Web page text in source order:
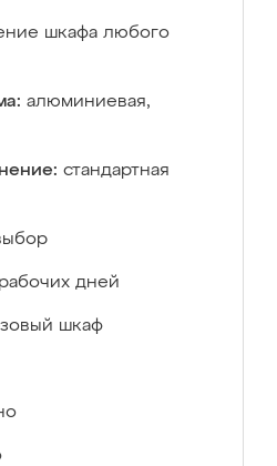
шкафа любого
алюминиевая,
стандартная
дней
шкаф